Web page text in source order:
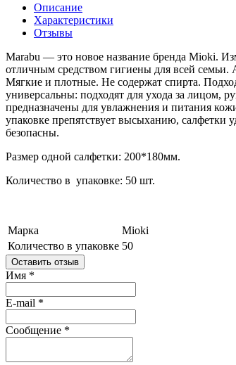
Описание
Характеристики
Отзывы
Marabu — это новое название бренда Mioki.
отличным средством гигиены для всей
Мягкие и плотные. Не содержат спирта.
универсальны: подходят для ухода за лицом,
предназначены для увлажнения и питания
упаковке препятствует высыханию,
безопасны.
Размер одной салфетки: 200*180мм.
Количество в упаковке: 50 шт.
Марка
Mioki
Количество в упаковке 50
Оставить отзыв
Имя *
E-mail *
Сообщение *